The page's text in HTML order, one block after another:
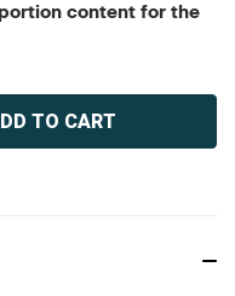
content for the